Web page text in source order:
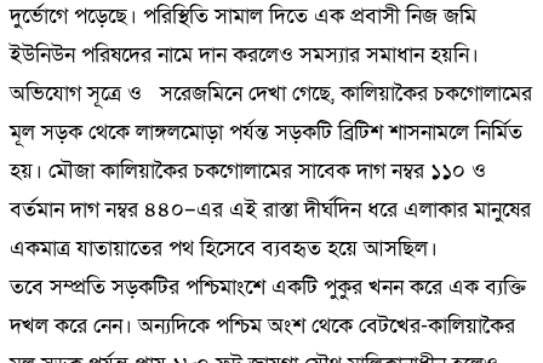
দুর্ভোগে পড়েছে। পরিস্থিতি সামাল দিতে এক প্রবাসী নিজ জমি
ইউনিউন পরিষদের নামে দান করলেও সমস্যার সমাধান হয়নি।
অভিযোগ সূত্রে ও সরেজমিনে দেখা গেছে, কালিয়াকৈর চকগোলামের
মূল সড়ক থেকে লাঙ্গলমোড়া পর্যন্ত সড়কটি ব্রিটিশ শাসনামলে নির্মিত
হয়। মৌজা কালিয়াকৈর চকগোলামের সাবেক দাগ নম্বর ১১০ ও
বর্তমান দাগ নম্বর ৪৪০–এর এই রাস্তা দীর্ঘদিন ধরে এলাকার মানুষের
একমাত্র যাতায়াতের পথ হিসেবে ব্যবহৃত হয়ে আসছিল।
তবে সম্প্রতি সড়কটির পশ্চিমাংশে একটি পুকুর খনন করে এক ব্যক্তি
দখল করে নেন। অন্যদিকে পশ্চিম অংশ থেকে বেটখের-কালিয়াকৈর